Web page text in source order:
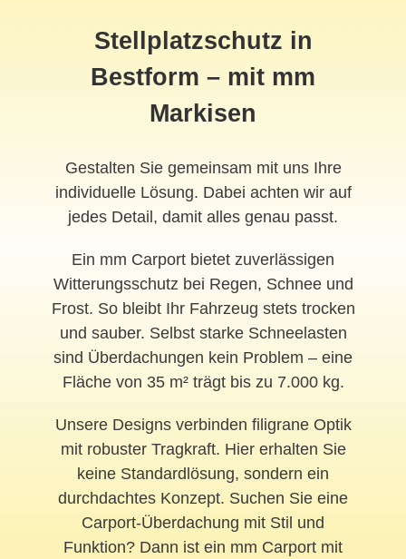
Stellplatzschutz in
Bestform – mit mm
Markisen
Gestalten Sie gemeinsam mit uns Ihre
individuelle Lösung. Dabei achten wir auf
jedes Detail, damit alles genau passt.
Ein mm Carport bietet zuverlässigen
Witterungsschutz bei Regen, Schnee und
Frost. So bleibt Ihr Fahrzeug stets trocken
und sauber. Selbst starke Schneelasten
sind Überdachungen kein Problem – eine
Fläche von 35 m² trägt bis zu 7.000 kg.
Unsere Designs verbinden filigrane Optik
mit robuster Tragkraft. Hier erhalten Sie
keine Standardlösung, sondern ein
durchdachtes Konzept. Suchen Sie eine
Carport-Überdachung mit Stil und
Funktion? Dann ist ein mm Carport mit